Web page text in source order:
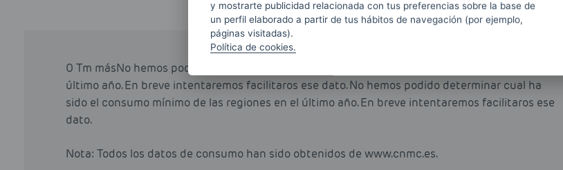
0 Tm másNo hemos podido determinar cual ha sido el consumo máximo de las regiones en el
último año. En breve intentaremos facilitaros ese dato. No hemos podido determinar cual ha
sido el consumo mínimo de las regiones en el último año. En breve intentaremos facilitaros ese
dato.
Nota: Todos los datos de consumo han sido obtenidos de www.cnmc.es.
y mostrarte publicidad relacionada con tus preferencias sobre la base de
un perfil elaborado a partir de tus hábitos de navegación (por ejemplo,
páginas visitadas).
Política de cookies.